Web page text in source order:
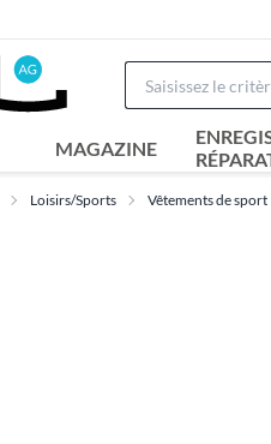
MAGAZINE
Loisirs/Sports Vêtements de sport